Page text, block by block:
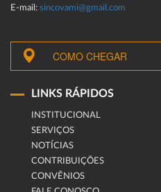
E-mail: sincovami@gmail.com
COMO CHEGAR
LINKS RÁPIDOS
INSTITUCIONAL
SERVIÇOS
NOTÍCIAS
CONTRIBUIÇÕES
CONVÊNIOS